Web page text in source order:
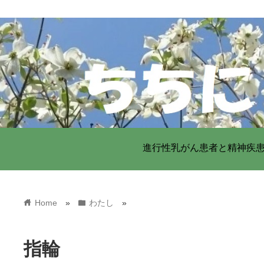
進行性乳がん患者と精神疾
home Home » folder わたし »
指輪